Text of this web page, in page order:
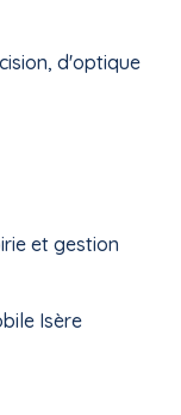
d'optique
et gestion
Isère